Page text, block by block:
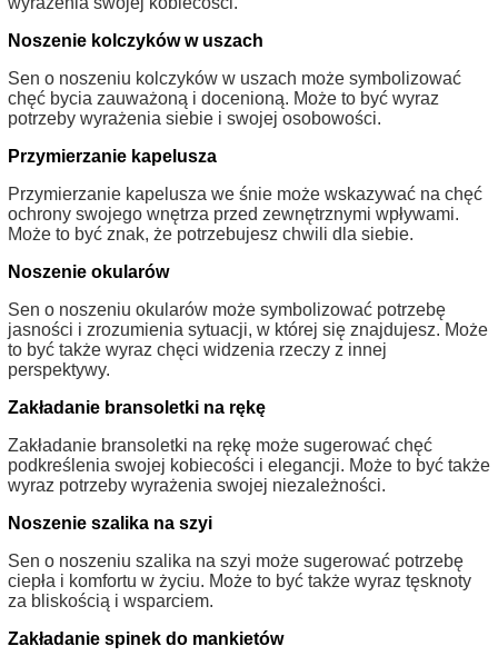
Noszenie kolczyków w uszach
Sen o noszeniu kolczyków w uszach może symbolizować
chęć bycia zauważoną i docenioną. Może to być wyraz
potrzeby wyrażenia siebie i swojej osobowości.
Przymierzanie kapelusza
Przymierzanie kapelusza we śnie może wskazywać na chęć
ochrony swojego wnętrza przed zewnętrznymi wpływami.
Może to być znak, że potrzebujesz chwili dla siebie.
Noszenie okularów
Sen o noszeniu okularów może symbolizować potrzebę
jasności i zrozumienia sytuacji, w której się znajdujesz. Może
to być także wyraz chęci widzenia rzeczy z innej
perspektywy.
Zakładanie bransoletki na rękę
Zakładanie bransoletki na rękę może sugerować chęć
podkreślenia swojej kobiecości i elegancji. Może to być także
wyraz potrzeby wyrażenia swojej niezależności.
Noszenie szalika na szyi
Sen o noszeniu szalika na szyi może sugerować potrzebę
ciepła i komfortu w życiu. Może to być także wyraz tęsknoty
za bliskością i wsparciem.
Zakładanie spinek do mankietów